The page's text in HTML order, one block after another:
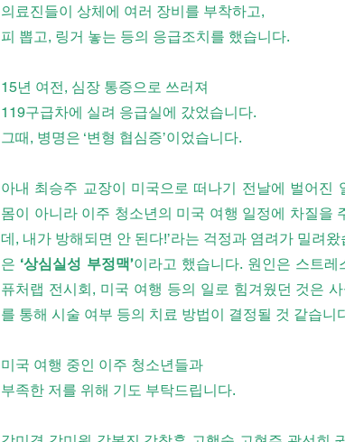
의료진들이 상체에 여러 장비를 부착하고,
피 뽑고, 링거 놓는 등의 응급조치를 했습니다.
15년 여전, 심장 통증으로 쓰러져
119구급차에 실려 응급실에 갔었습니다.
그때, 병명은 ‘변형 협심증’이었습니다.
아내 최승주 교장이 미국으로 떠나기 전날에 벌어진
몸이 아니라 이주 청소년의 미국 여행 일정에 차질을
데, 내가 방해되면 안 된다!’라는 걱정과 염려가 밀려
은 ‘상심실성 부정맥’이라고 했습니다. 원인은 스트
퓨처랩 전시회, 미국 여행 등의 일로 힘겨웠던 것은
를 통해 시술 여부 등의 치료 방법이 결정될 것 같습니
미국 여행 중인 이주 청소년들과
부족한 저를 위해 기도 부탁드립니다.